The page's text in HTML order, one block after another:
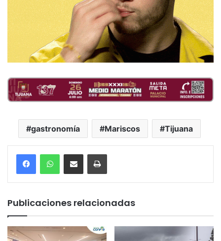
gastronomía Mariscos Tijuana
Compartir por correo electrónicoImprimir
Publicaciones relacionadas